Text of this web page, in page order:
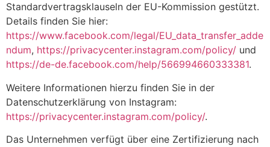
Standardvertragsklauseln der EU-Kommission gestützt.
Details finden Sie hier:
https://www.facebook.com/legal/EU_data_transfer_adde
ndum, https://privacycenter.instagram.com/policy/ und
https://de-de.facebook.com/help/566994660333381.
Weitere Informationen hierzu finden Sie in der
Datenschutzerklärung von Instagram:
https://privacycenter.instagram.com/policy/.
Das Unternehmen verfügt über eine Zertifizierung nach